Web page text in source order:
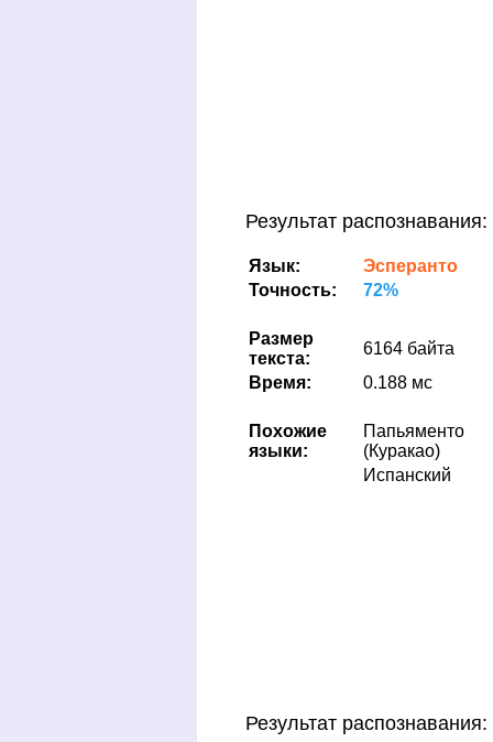
Результат распознавания:
Язык:
Эсперанто
Точность:
72%
Размер
текста:
6164 байта
Время:
0.188 мс
Похожие
языки:
Папьяменто
(Куракао)
Испанский
Результат распознавания: